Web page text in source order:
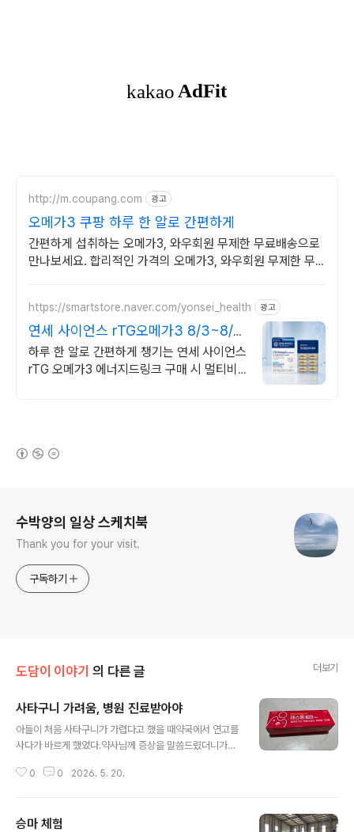
http://m.coupang.com 광고
오메가3 쿠팡 하루 한 알로 간편하게
간편하게 섭취하는 오메가3, 와우회원 무제한 무료배송으로
만나보세요. 합리적인 가격의 오메가3, 와우회원 무제한 무
https://smartstore.naver.com/yonsei_health 광고
연세 사이언스 rTG오메가3 8/3~8/9
에너지충전
하루 한 알로 간편하게 챙기는 연세 사이언스
rTG 오메가3 에너지드링크 구매 시 멀티비
수박양의 일상 스케치북
Thank you for your visit.
구독하기
도담이 이야기 의 다른 글 더보기
사타구니 가려움, 병원 진료받아야
아들이 처음 사타구니가 가렵다고 했을 때약국에서 연고를
사다가 바르게 했었다.약사님께 증상을 말씀드렸더니가장
며칠이 지나도 증상이 나아지지 않았다. 결국 병원으로~~
게 얘기를 한 거였다.ㅠㅠ전에 발랐던 것과는 성분이 다른
0 0 2026. 5. 20.
승마 체험